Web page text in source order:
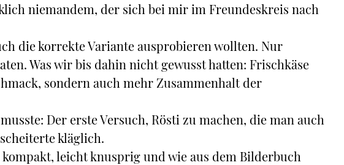
niemandem, der sich bei mir im Freundeskreis nach
die korrekte Variante ausprobieren wollten. Nur
Was wir bis dahin nicht gewusst hatten: Frischkäse
sondern auch mehr Zusammenhalt der
Der erste Versuch, Rösti zu machen, die man auch
kläglich.
leicht knusprig und wie aus dem Bilderbuch